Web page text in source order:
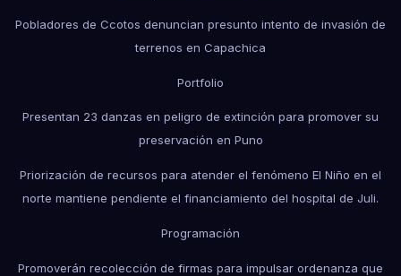
Pobladores de Ccotos denuncian presunto intento de invasión de
terrenos en Capachica
Portfolio
Presentan 23 danzas en peligro de extinción para promover su
preservación en Puno
Priorización de recursos para atender el fenómeno El Niño en el
norte mantiene pendiente el financiamiento del hospital de Juli.
Programación
Promoverán recolección de firmas para impulsar ordenanza que